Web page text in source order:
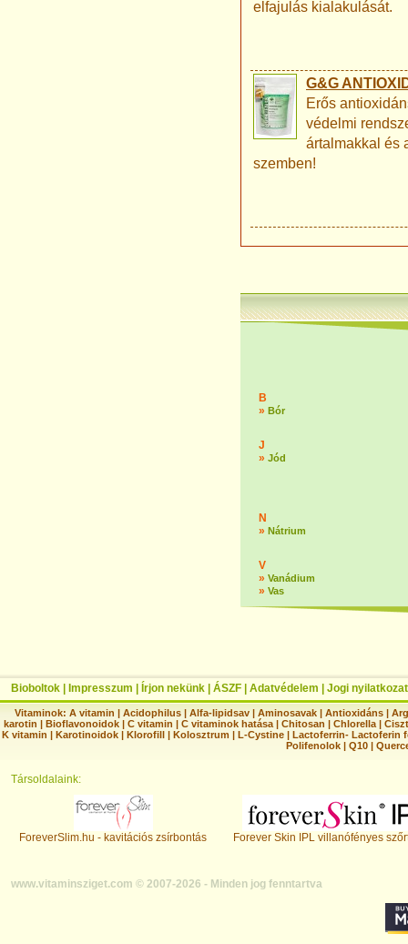
elfajulás kialakulását.
G&G
Erős
védelmi
ártalmakkal és
szemben!
B
» Bór
J
» Jód
N
» Nátrium
V
» Vanádium
» Vas
Bioboltok Impresszum Írjon nekünk ÁSZF Adatvédelem Jogi nyilatkozat
Vitaminok: A vitamin |Acidophilus |Alfa-lipidsav |Aminosavak |Antioxidáns |
karotin | Bioflavonoidok | C vitamin | C vitaminok hatása | Chitosan | Chlorella |
K vitamin | Karotinoidok | Klorofill | Kolosztrum | L-Cystine | Lactoferrin- Lactoferin
Polifenolok |Q10 |
Társoldalaink:
ForeverSlim.hu - kavitációs zsírbontás Forever Skin IPL villanófényes
www.vitaminsziget.com © 2007-2026 - Minden jog fenntartva